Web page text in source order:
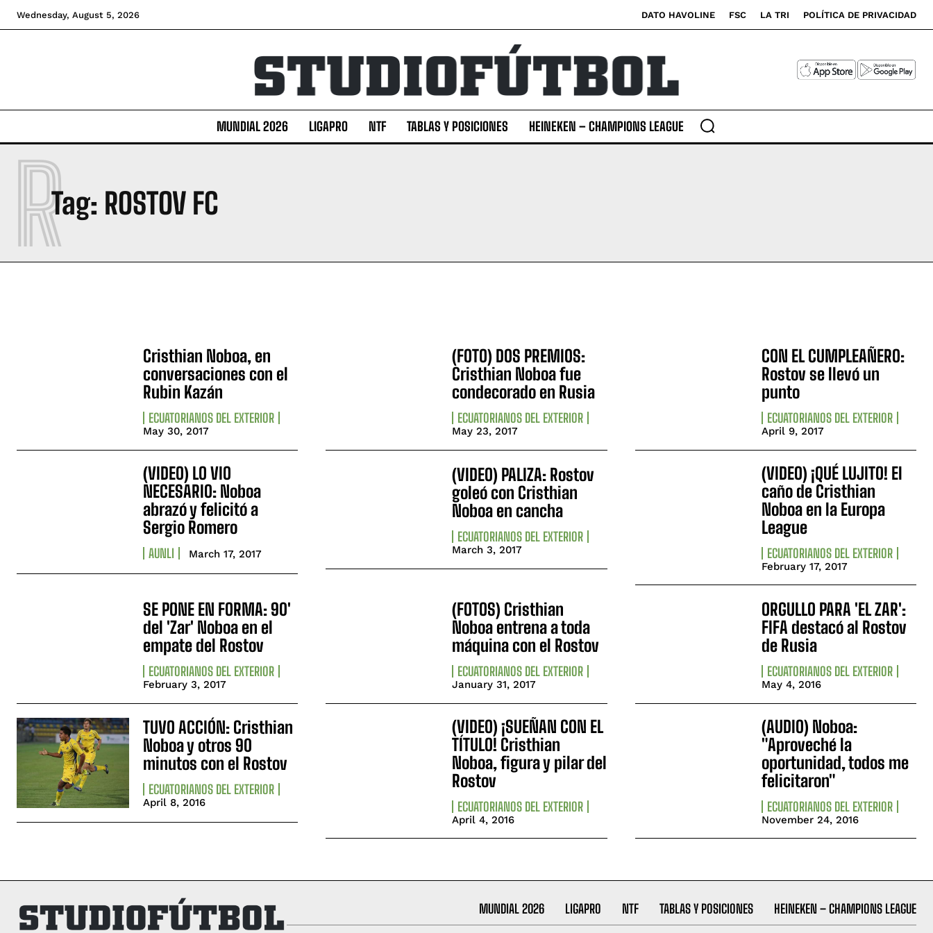
Wednesday, August 5, 2026 DATO HAVOLINE FSC LA TRI POLÍTICA DE PRIVACIDAD
MUNDIAL 2026 LIGAPRO NTF TABLAS Y POSICIONES HEINEKEN – CHAMPIONS LEAGUE
Tag: ROSTOV FC
R
Cristhian Noboa, en
conversaciones con el
Rubin Kazán
ECUATORIANOS DEL EXTERIOR
May 30, 2017
(FOTO) DOS PREMIOS:
Cristhian Noboa fue
condecorado en Rusia
ECUATORIANOS DEL EXTERIOR
May 23, 2017
CON EL CUMPLEAÑERO:
Rostov se llevó un
punto
ECUATORIANOS DEL EXTERIOR
April 9, 2017
(VIDEO) LO VIO
NECESARIO: Noboa
abrazó y felicitó a
Sergio Romero
AUNLI March 17, 2017
(VIDEO) PALIZA: Rostov
goleó con Cristhian
Noboa en cancha
ECUATORIANOS DEL EXTERIOR
March 3, 2017
(VIDEO) ¡QUÉ LUJITO! El
caño de Cristhian
Noboa en la Europa
League
ECUATORIANOS DEL EXTERIOR
February 17, 2017
SE PONE EN FORMA: 90'
del 'Zar' Noboa en el
empate del Rostov
ECUATORIANOS DEL EXTERIOR
February 3, 2017
(FOTOS) Cristhian
Noboa entrena a toda
máquina con el Rostov
ECUATORIANOS DEL EXTERIOR
January 31, 2017
ORGULLO PARA 'EL ZAR':
FIFA destacó al Rostov
de Rusia
ECUATORIANOS DEL EXTERIOR
May 4, 2016
TUVO ACCIÓN: Cristhian
Noboa y otros 90
minutos con el Rostov
ECUATORIANOS DEL EXTERIOR
April 8, 2016
(VIDEO) ¡SUEÑAN CON EL
TÍTULO! Cristhian
Noboa, figura y pilar del
Rostov
ECUATORIANOS DEL EXTERIOR
April 4, 2016
(AUDIO) Noboa:
"Aproveché la
oportunidad, todos me
felicitaron"
ECUATORIANOS DEL EXTERIOR
November 24, 2016
MUNDIAL 2026 LIGAPRO NTF TABLAS Y POSICIONES HEINEKEN – CHAMPIONS LEAGUE